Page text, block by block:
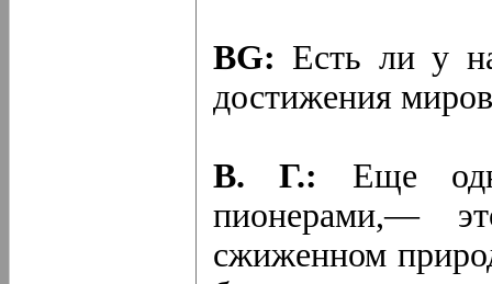
BG: Есть ли у
достижения
В. Г.: Еще
пионерами,—
сжиженном